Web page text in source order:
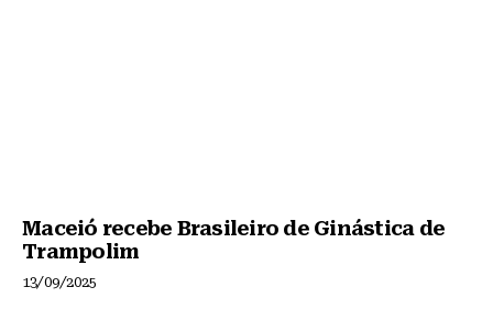
Maceió recebe Brasileiro de Ginástica de
Trampolim
13/09/2025